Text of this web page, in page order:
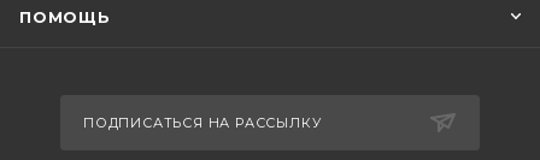
ПОМОЩЬ
ПОДПИСАТЬСЯ НА РАССЫЛКУ